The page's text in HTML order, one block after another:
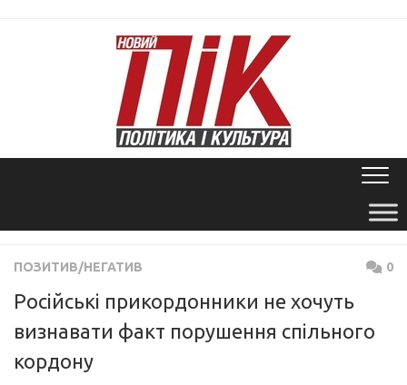
ПОЗИТИВ/НЕГАТИВ 0
Російські прикордонники не хочуть
визнавати факт порушення спільного
кордону